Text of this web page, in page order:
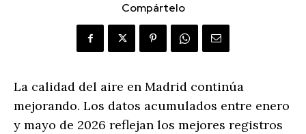
Compártelo
La calidad del aire en Madrid continúa
mejorando. Los datos acumulados entre enero
y mayo de 2026 reflejan los mejores registros